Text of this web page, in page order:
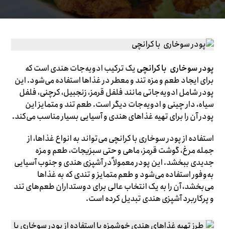
پودر سوخاری با کرانچییک ترکیب ادویه‌جات هندی است که
برای ایجاد طعم و مزه تند و معطر در غذاها استفاده می‌شود. این
پودر شامل ادویه‌جاتی مانند فلفل قرمز، زنجبیل، کرچنی، فلفل
سیاه، دار چینی و ادویه‌جات دیگر است. طعم تند و متمایز این
پودر آن را برای تهیه غذاهای هندی و آسیایی بسیار مناسب می‌کند.
استفاده از پودر سوخاری با کرانچی می‌تواند به انواع غذاها، از
جمله مرغ، گوشت قرمز، ماهی و حتی سبزیجات، طعم و مزه
جدیدی ببخشد. این پودر معمولاً در آشپزی هندی و جنوب آسیایی
به‌وفور استفاده می‌شود و طعم متمایز و تندی که به غذاها
می‌بخشد، آن را به یک انتخاب عالی برای دوستداران طعم‌های تند
و پرکاربرد آشپزی هندی تبدیل کرده است.